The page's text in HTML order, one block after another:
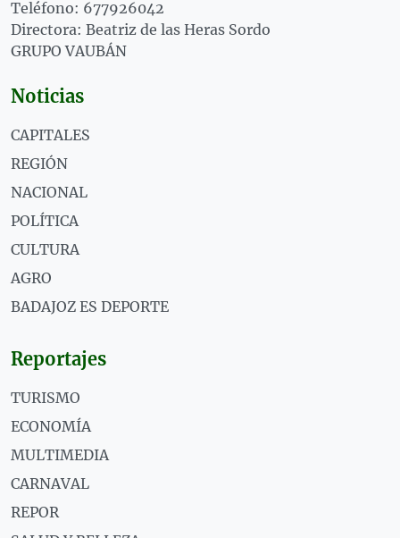
Teléfono: 677926042
Directora: Beatriz de las Heras Sordo
GRUPO VAUBÁN
Noticias
CAPITALES
REGIÓN
NACIONAL
POLÍTICA
CULTURA
AGRO
BADAJOZ ES DEPORTE
Reportajes
TURISMO
ECONOMÍA
MULTIMEDIA
CARNAVAL
REPOR